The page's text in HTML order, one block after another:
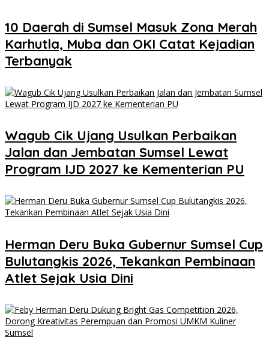
10 Daerah di Sumsel Masuk Zona Merah
Karhutla, Muba dan OKI Catat Kejadian
Terbanyak
Wagub Cik Ujang Usulkan Perbaikan
Jalan dan Jembatan Sumsel Lewat
Program IJD 2027 ke Kementerian PU
Herman Deru Buka Gubernur Sumsel Cup
Bulutangkis 2026, Tekankan Pembinaan
Atlet Sejak Usia Dini